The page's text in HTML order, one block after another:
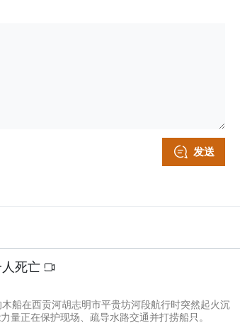
发送
死亡
船在西贡河胡志明市平贵坊河段航行时突然起火沉
量正在保护现场、疏导水路交通并打捞船只。